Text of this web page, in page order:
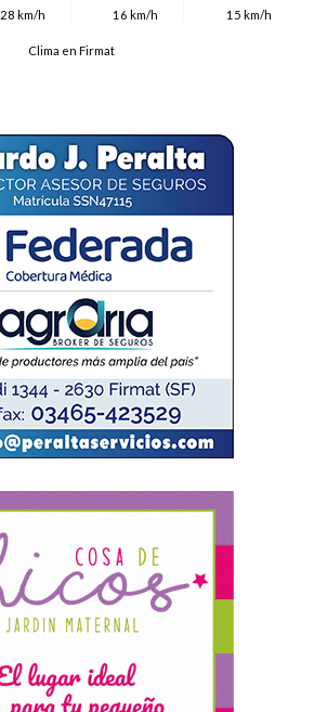
28 km/h 16 km/h 15 km/h
Clima en Firmat